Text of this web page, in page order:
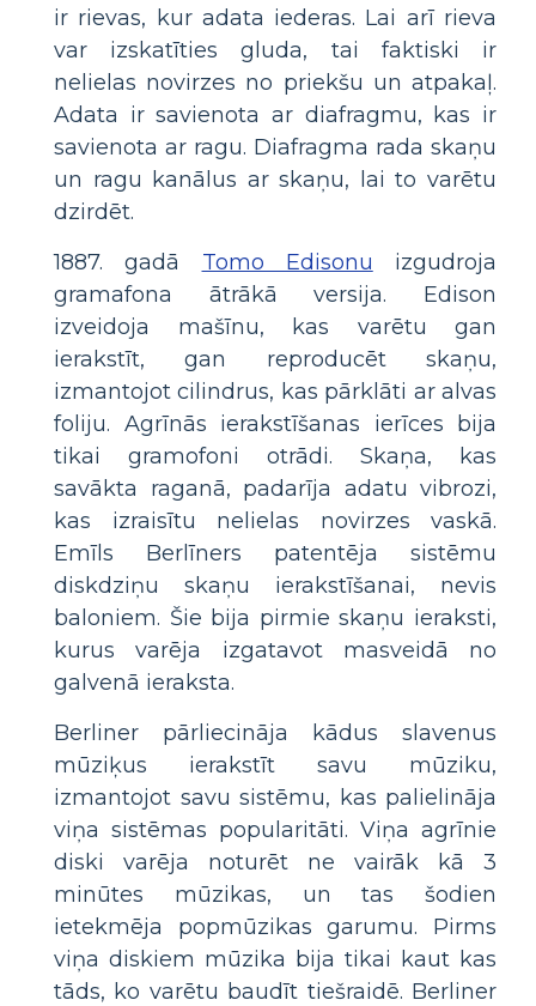
ir rievas, kur adata iederas. Lai arī rieva
var izskatīties gluda, tai faktiski ir
nelielas novirzes no priekšu un atpakaļ.
Adata ir savienota ar diafragmu, kas ir
savienota ar ragu. Diafragma rada skaņu
un ragu kanālus ar skaņu, lai to varētu
dzirdēt.
1887. gadā Tomo Edisonu izgudroja
gramafona ātrākā versija. Edison
izveidoja mašīnu, kas varētu gan
ierakstīt, gan reproducēt skaņu,
izmantojot cilindrus, kas pārklāti ar alvas
foliju. Agrīnās ierakstīšanas ierīces bija
tikai gramofoni otrādi. Skaņa, kas
savākta raganā, padarīja adatu vibrozi,
kas izraisītu nelielas novirzes vaskā.
Emīls Berlīners patentēja sistēmu
diskdziņu skaņu ierakstīšanai, nevis
baloniem. Šie bija pirmie skaņu ieraksti,
kurus varēja izgatavot masveidā no
galvenā ieraksta.
Berliner pārliecināja kādus slavenus
mūziķus ierakstīt savu mūziku,
izmantojot savu sistēmu, kas palielināja
viņa sistēmas popularitāti. Viņa agrīnie
diski varēja noturēt ne vairāk kā 3
minūtes mūzikas, un tas šodien
ietekmēja popmūzikas garumu. Pirms
viņa diskiem mūzika bija tikai kaut kas
tāds, ko varētu baudīt tiešraidē. Berliner